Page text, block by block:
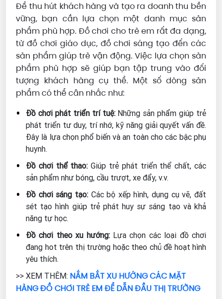
Để thu hút khách hàng và tạo ra doanh thu bền
vững, bạn cần lựa chọn một danh mục sản
phẩm phù hợp. Đồ chơi cho trẻ em rất đa dạng,
từ đồ chơi giáo dục, đồ chơi sáng tạo đến các
sản phẩm giúp trẻ vận động. Việc lựa chọn sản
phẩm phù hợp sẽ giúp bạn tập trung vào đối
tượng khách hàng cụ thể. Một số dòng sản
phẩm có thể cân nhắc như:
Đồ chơi phát triển trí tuệ:Những sản phẩm giúp trẻ
phát triển tư duy, trí nhớ, kỹ năng giải quyết vấn đề.
Đây là lựa chọn phổ biến và an toàn cho các bậc phụ
huynh.
Đồ chơi thể thao: Giúp trẻ phát triển thể chất, các
sản phẩm như bóng, cầu trượt, xe đẩy, v.v.
Đồ chơi sáng tạo:Các bộ xếp hình, dụng cụ vẽ, đất
sét tạo hình giúp trẻ phát huy sự sáng tạo và khả
năng tự học.
Đồ chơi theo xu hướng:Lựa chọn các loại đồ chơi
đang hot trên thị trường hoặc theo chủ đề hoạt hình
yêu thích.
>> XEM THÊM: NẮM BẮT XU HƯỚNG CÁC MẶT
HÀNG ĐỒ CHƠI TRẺ EM ĐỂ DẪN ĐẦU THỊ TRƯỜNG